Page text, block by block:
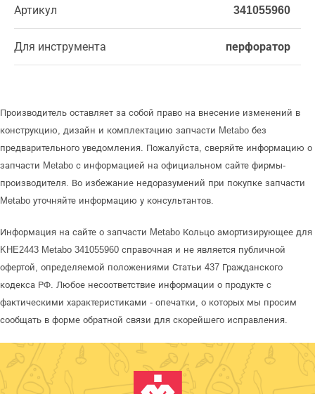
Артикул 341055960
Для инструмента перфоратор
Производитель оставляет за собой право на внесение изменений в
конструкцию, дизайн и комплектацию запчасти Metabo без
предварительного уведомления. Пожалуйста, сверяйте информацию о
запчасти Metabo с информацией на официальном сайте фирмы-
производителя. Во избежание недоразумений при покупке запчасти
Metabo уточняйте информацию у консультантов.
Информация на сайте о запчасти Metabo Кольцо амортизирующее для
KHE2443 Metabo 341055960 справочная и не является публичной
офертой, определяемой положениями Статьи 437 Гражданского
кодекса РФ. Любое несоответствие информации о продукте с
фактическими характеристиками - опечатки, о которых мы просим
сообщать в форме обратной связи для скорейшего исправления.